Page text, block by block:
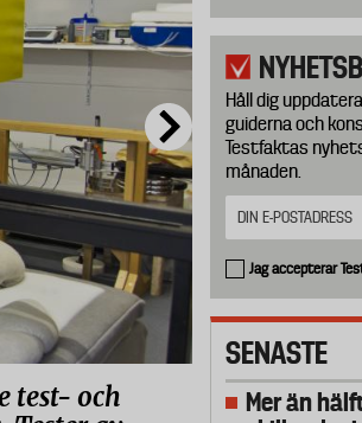
test- och
Håll dig
guiderna och
Testfaktas
månaden.
Jag accepterar
SENASTE
Mer än